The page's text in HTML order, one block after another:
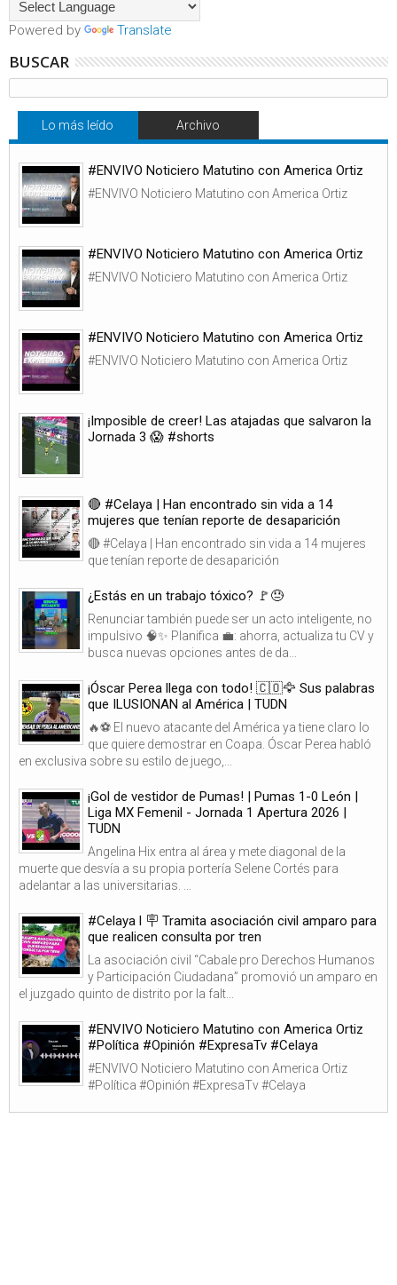
Powered by Translate
BUSCAR
Lo más leído Archivo
#ENVIVO Noticiero Matutino con America Ortiz
#ENVIVO Noticiero Matutino con America Ortiz
#ENVIVO Noticiero Matutino con America Ortiz
#ENVIVO Noticiero Matutino con America Ortiz
#ENVIVO Noticiero Matutino con America Ortiz
#ENVIVO Noticiero Matutino con America Ortiz
¡Imposible de creer! Las atajadas que salvaron la
Jornada 3 😱 #shorts
🔴 #Celaya | Han encontrado sin vida a 14
mujeres que tenían reporte de desaparición
🔴 #Celaya | Han encontrado sin vida a 14 mujeres
que tenían reporte de desaparición
¿Estás en un trabajo tóxico? 🚩😓
Renunciar también puede ser un acto inteligente, no
impulsivo 🧠✨ Planifica 💼: ahorra, actualiza tu CV y
busca nuevas opciones antes de da...
¡Óscar Perea llega con todo! 🇨🇴🦅 Sus palabras
que ILUSIONAN al América | TUDN
🔥⚽ El nuevo atacante del América ya tiene claro lo
que quiere demostrar en Coapa. Óscar Perea habló
en exclusiva sobre su estilo de juego,...
¡Gol de vestidor de Pumas! | Pumas 1-0 León |
Liga MX Femenil - Jornada 1 Apertura 2026 |
TUDN
Angelina Hix entra al área y mete diagonal de la
muerte que desvía a su propia portería Selene Cortés para
adelantar a las universitarias. ...
#Celaya l 🪧 Tramita asociación civil amparo para
que realicen consulta por tren
La asociación civil “Cabale pro Derechos Humanos
y Participación Ciudadana” promovió un amparo en
el juzgado quinto de distrito por la falt...
#ENVIVO Noticiero Matutino con America Ortiz
#Política #Opinión #ExpresaTv #Celaya
#ENVIVO Noticiero Matutino con America Ortiz
#Política #Opinión #ExpresaTv #Celaya